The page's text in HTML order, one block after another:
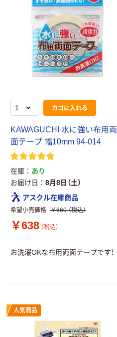
カゴに入れる
KAWAGUCHI 水に強い布用両
面テープ 幅10mm 94-014
在庫
あり
お届け日
8月8日（土）
アスクル在庫商品
希望小売価格 ￥660 （税込）
￥638 （税込）
お洗濯OKな布用両面テープです！
人気商品